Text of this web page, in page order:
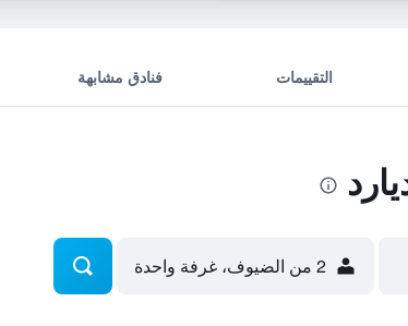
التقييمات فنادق مشابهة
2 من الضيوف، غرفة واحدة